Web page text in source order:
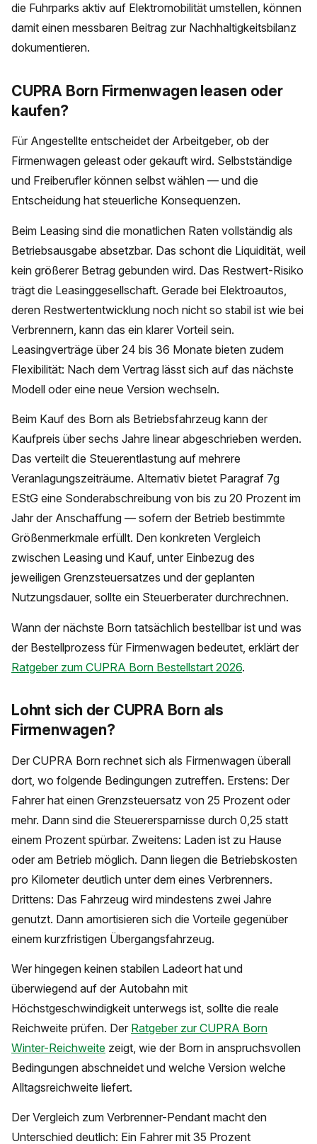
die Fuhrparks aktiv auf Elektromobilität umstellen, können
damit einen messbaren Beitrag zur Nachhaltigkeitsbilanz
dokumentieren.
CUPRA Born Firmenwagen leasen oder
kaufen?
Für Angestellte entscheidet der Arbeitgeber, ob der
Firmenwagen geleast oder gekauft wird. Selbstständige
und Freiberufler können selbst wählen — und die
Entscheidung hat steuerliche Konsequenzen.
Beim Leasing sind die monatlichen Raten vollständig als
Betriebsausgabe absetzbar. Das schont die Liquidität, weil
kein größerer Betrag gebunden wird. Das Restwert-Risiko
trägt die Leasinggesellschaft. Gerade bei Elektroautos,
deren Restwertentwicklung noch nicht so stabil ist wie bei
Verbrennern, kann das ein klarer Vorteil sein.
Leasingverträge über 24 bis 36 Monate bieten zudem
Flexibilität: Nach dem Vertrag lässt sich auf das nächste
Modell oder eine neue Version wechseln.
Beim Kauf des Born als Betriebsfahrzeug kann der
Kaufpreis über sechs Jahre linear abgeschrieben werden.
Das verteilt die Steuerentlastung auf mehrere
Veranlagungszeiträume. Alternativ bietet Paragraf 7g
EStG eine Sonderabschreibung von bis zu 20 Prozent im
Jahr der Anschaffung — sofern der Betrieb bestimmte
Größenmerkmale erfüllt. Den konkreten Vergleich
zwischen Leasing und Kauf, unter Einbezug des
jeweiligen Grenzsteuersatzes und der geplanten
Nutzungsdauer, sollte ein Steuerberater durchrechnen.
Wann der nächste Born tatsächlich bestellbar ist und was
der Bestellprozess für Firmenwagen bedeutet, erklärt der
Ratgeber zum CUPRA Born Bestellstart 2026.
Lohnt sich der CUPRA Born als
Firmenwagen?
Der CUPRA Born rechnet sich als Firmenwagen überall
dort, wo folgende Bedingungen zutreffen. Erstens: Der
Fahrer hat einen Grenzsteuersatz von 25 Prozent oder
mehr. Dann sind die Steuerersparnisse durch 0,25 statt
einem Prozent spürbar. Zweitens: Laden ist zu Hause
oder am Betrieb möglich. Dann liegen die Betriebskosten
pro Kilometer deutlich unter dem eines Verbrenners.
Drittens: Das Fahrzeug wird mindestens zwei Jahre
genutzt. Dann amortisieren sich die Vorteile gegenüber
einem kurzfristigen Übergangsfahrzeug.
Wer hingegen keinen stabilen Ladeort hat und
überwiegend auf der Autobahn mit
Höchstgeschwindigkeit unterwegs ist, sollte die reale
Reichweite prüfen. Der Ratgeber zur CUPRA Born
Winter-Reichweite zeigt, wie der Born in anspruchsvollen
Bedingungen abschneidet und welche Version welche
Alltagsreichweite liefert.
Der Vergleich zum Verbrenner-Pendant macht den
Unterschied deutlich: Ein Fahrer mit 35 Prozent